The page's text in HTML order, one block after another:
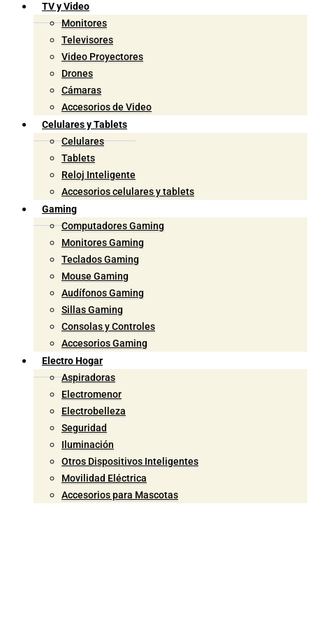
TV y Video
Monitores
Televisores
Video Proyectores
Drones
Cámaras
Accesorios de Video
Celulares y Tablets
Celulares
Tablets
Reloj Inteligente
Accesorios celulares y tablets
Gaming
Computadores Gaming
Monitores Gaming
Teclados Gaming
Mouse Gaming
Audífonos Gaming
Sillas Gaming
Consolas y Controles
Accesorios Gaming
Electro Hogar
Aspiradoras
Electromenor
Electrobelleza
Seguridad
Iluminación
Otros Dispositivos Inteligentes
Movilidad Eléctrica
Accesorios para Mascotas